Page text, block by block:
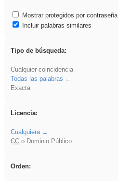
Mostrar protegidos por contraseña
Incluir palabras similares
Tipo de búsqueda:
Cualquier coincidencia
Todas las palabras
Exacta
Licencia:
Cualquiera
CCo Dominio Público
Orden: